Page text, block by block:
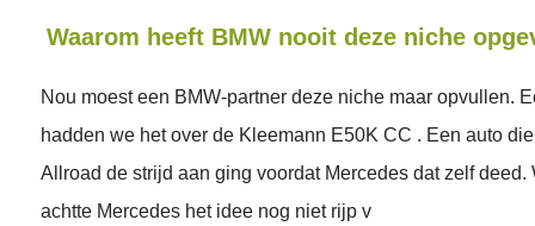
Waarom heeft BMW nooit deze niche
Nou moest een BMW-partner deze niche maar opvullen.
hadden we het over de Kleemann E50K CC . Een auto
Allroad de strijd aan ging voordat Mercedes dat zelf deed.
achtte Mercedes het idee nog niet rijp v